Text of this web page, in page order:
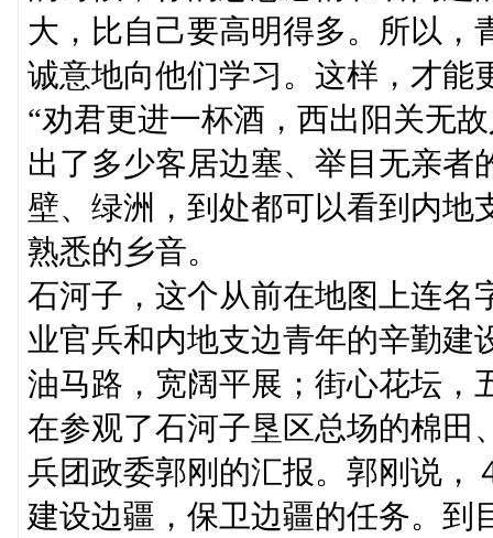
大，比自己要高明得多。所以，
诚意地向他们学习。这样，才能
“劝君更进一杯酒，西出阳关无
出了多少客居边塞、举目无亲者
壁、绿洲，到处都可以看到内地
熟悉的乡音。
石河子，这个从前在地图上连名
业官兵和内地支边青年的辛勤建
油马路，宽阔平展；街心花坛，
在参观了石河子垦区总场的棉田
兵团政委郭刚的汇报。郭刚说，
建设边疆，保卫边疆的任务。到